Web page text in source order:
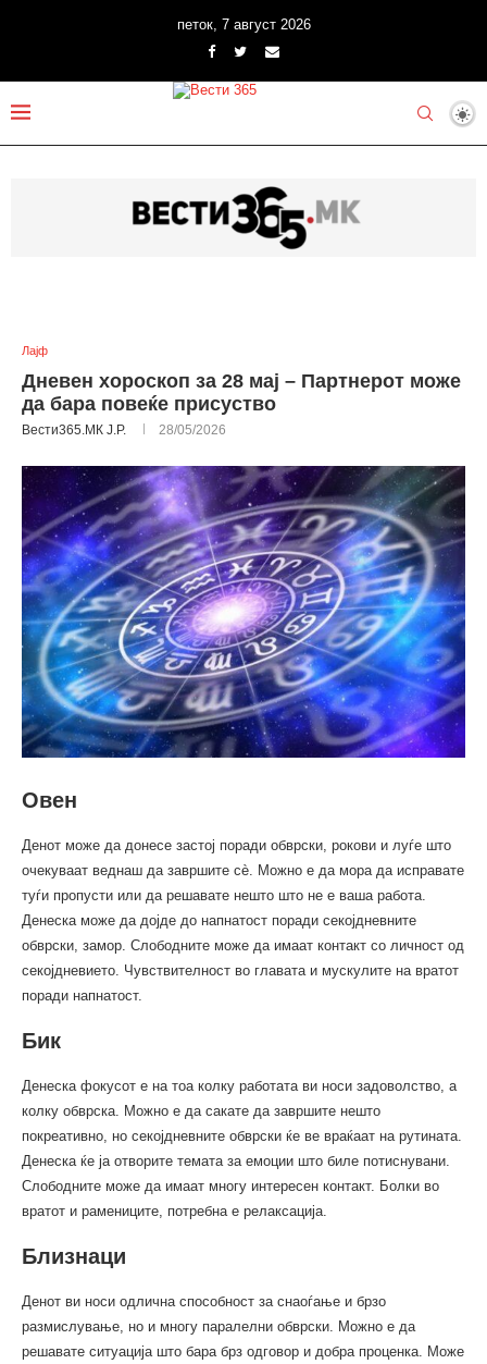
петок, 7 август 2026
Лајф
Дневен хороскоп за 28 мај – Партнерот може
да бара повеќе присуство
Вести365.МК Ј.Р. 28/05/2026
Овен
Денот може да донесе застој поради обврски, рокови и луѓе што
очекуваат веднаш да завршите сè. Можно е да мора да исправате
туѓи пропусти или да решавате нешто што не е ваша работа.
Денеска може да дојде до напнатост поради секојдневните
обврски, замор. Слободните може да имаат контакт со личност од
секојдневието. Чувствителност во главата и мускулите на вратот
поради напнатост.
Бик
Денеска фокусот е на тоа колку работата ви носи задоволство, а
колку обврска. Можно е да сакате да завршите нешто
покреативно, но секојдневните обврски ќе ве враќаат на рутината.
Денеска ќе ја отворите темата за емоции што биле потиснувани.
Слободните може да имаат многу интересен контакт. Болки во
вратот и рамениците, потребна е релаксација.
Близнаци
Денот ви носи одлична способност за снаоѓање и брзо
размислување, но и многу паралелни обврски. Можно е да
решавате ситуација што бара брз одговор и добра проценка. Може